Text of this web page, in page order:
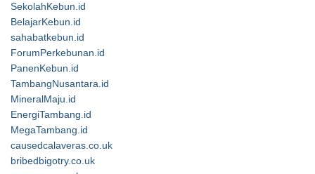
SekolahKebun.id
BelajarKebun.id
sahabatkebun.id
ForumPerkebunan.id
PanenKebun.id
TambangNusantara.id
MineralMaju.id
EnergiTambang.id
MegaTambang.id
causedcalaveras.co.uk
bribedbigotry.co.uk